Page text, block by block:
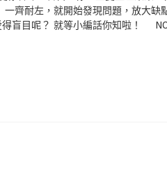
一齊耐左，就開始發現問題，放大缺
得盲目呢？ 就等小編話你知啦！